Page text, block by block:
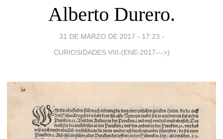
Alberto Durero.
31 DE MARZO DE 2017 - 17:23 -
CURIOSIDADES VIII-(ENE-2017--->)